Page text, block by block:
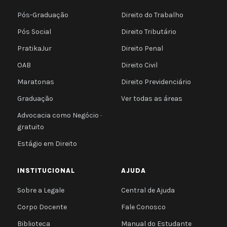
Pós-Graduação
Pós Social
PratikaJur
OAB
Maratonas
Graduação
Advocacia como Negócio ·
gratuito
Estágio em Direito
Direito do Trabalho
Direito Tributário
Direito Penal
Direito Civil
Direito Previdenciário
Ver todas as áreas
INSTITUCIONAL
Sobre a Legale
Corpo Docente
Biblioteca
AJUDA
Central de Ajuda
Fale Conosco
Manual do Estudante